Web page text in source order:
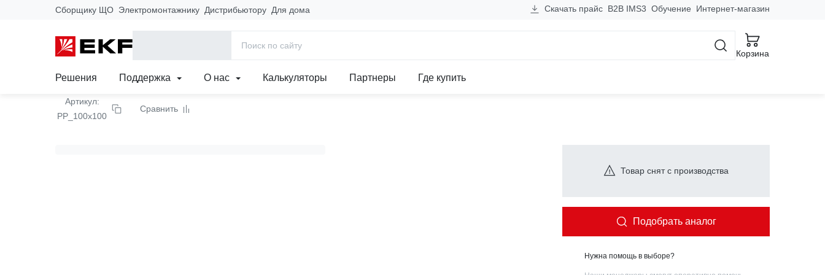
Сборщику ЩО Электромонтажнику Дистрибьютору Для дома Скачать прайс B2B IMS3 Обучение Интернет-магазин
Корзина
Решения Поддержка О нас Калькуляторы Партнеры Где купить
Главная
Луженые переходные пластины 800А, PP
Артикул:
PP_100x100
Сравнить
Товар снят с производства
Подобрать аналог
Нужна помощь в выборе?